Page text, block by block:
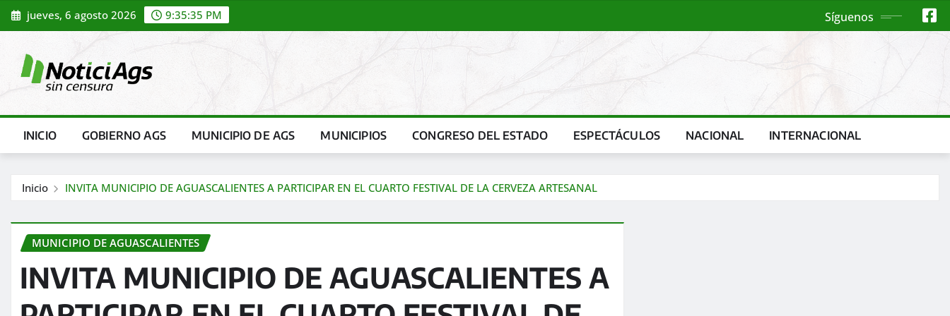
Saltar
al
jueves, 6 agosto 2026 9:35:36 PM Síguenos
INICIO GOBIERNO AGS MUNICIPIO DE AGS MUNICIPIOS CONGRESO DEL ESTADO ESPECTÁCULOS NACIONAL INTERNACIONAL
Inicio INVITA MUNICIPIO DE AGUASCALIENTES A PARTICIPAR EN EL CUARTO FESTIVAL DE LA CERVEZA ARTESANAL
MUNICIPIO DE AGUASCALIENTES
INVITA MUNICIPIO DE AGUASCALIENTES A